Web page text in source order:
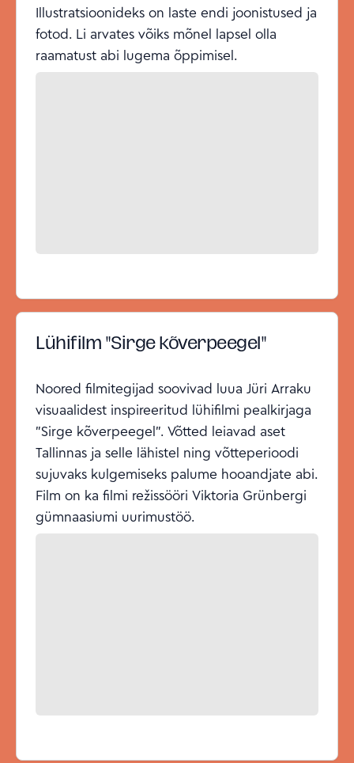
Illustratsioonideks on laste endi joonistused ja
fotod. Li arvates võiks mõnel lapsel olla
raamatust abi lugema õppimisel.
Lühifilm "Sirge kõverpeegel"
Noored filmitegijad soovivad luua Jüri Arraku
visuaalidest inspireeritud lühifilmi pealkirjaga
"Sirge kõverpeegel". Võtted leiavad aset
Tallinnas ja selle lähistel ning võtteperioodi
sujuvaks kulgemiseks palume hooandjate abi.
Film on ka filmi režissööri Viktoria Grünbergi
gümnaasiumi uurimustöö.